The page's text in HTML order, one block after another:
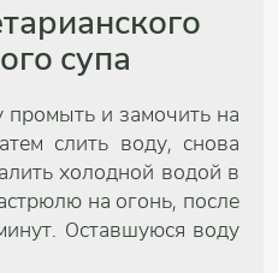
супа
и замочить на
слить воду, снова
холодной водой в
на огонь, после
Оставшуюся воду